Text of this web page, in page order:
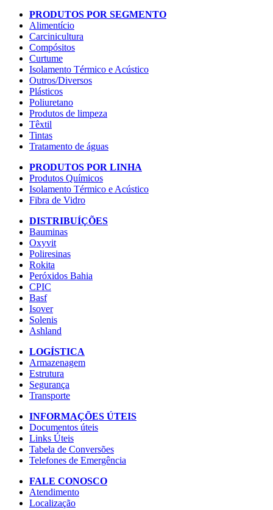
PRODUTOS POR SEGMENTO
Alimentício
Carcinicultura
Compósitos
Curtume
Isolamento Térmico e Acústico
Outros/Diversos
Plásticos
Poliuretano
Produtos de limpeza
Têxtil
Tintas
Tratamento de águas
PRODUTOS POR LINHA
Produtos Químicos
Isolamento Térmico e Acústico
Fibra de Vidro
DISTRIBUÍÇÕES
Bauminas
Oxyvit
Poliresinas
Rokita
Peróxidos Bahia
CPIC
Basf
Isover
Solenis
Ashland
LOGÍSTICA
Armazenagem
Estrutura
Segurança
Transporte
INFORMAÇÕES ÚTEIS
Documentos úteis
Links Úteis
Tabela de Conversões
Telefones de Emergência
FALE CONOSCO
Atendimento
Localização